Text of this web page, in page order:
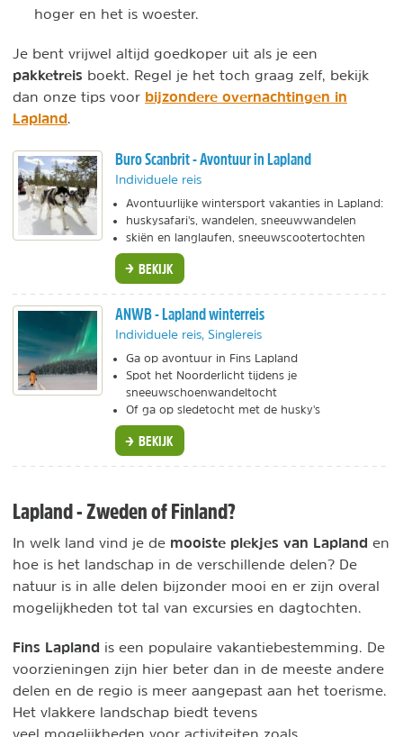
hoger en het is woester.
Je bent vrijwel altijd goedkoper uit als je een
pakketreis boekt. Regel je het toch graag zelf, bekijk
dan onze tips voor bijzondere overnachtingen in
Lapland
Buro Scanbrit - Avontuur in Lapland
Individuele reis
Avontuurlijke wintersport vakanties in Lapland:
huskysafari's, wandelen, sneeuwwandelen
skiën en langlaufen, sneeuwscootertochten
BEKIJK
ANWB - Lapland winterreis
Individuele reis, Singlereis
Ga op avontuur in Fins Lapland
Spot het Noorderlicht tijdens je
sneeuwschoenwandeltocht
Of ga op sledetocht met de husky's
BEKIJK
Lapland - Zweden of Finland?
In welk land vind je de mooiste plekjes van Lapland en
hoe is het landschap in de verschillende delen? De
natuur is in alle delen bijzonder mooi en er zijn overal
mogelijkheden tot tal van excursies en dagtochten.
Fins Lapland is een populaire vakantiebestemming. De
voorzieningen zijn hier beter dan in de meeste andere
delen en de regio is meer aangepast aan het toerisme.
Het vlakkere landschap biedt tevens
veel mogelijkheden voor activiteiten zoals